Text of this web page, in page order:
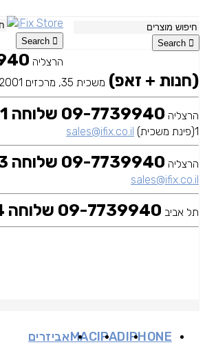
Search
IPHONE
IPAD
MACאביזרים
Search
הרצליה
(חנות + זאפ) משכית 35, מרכזים 2001 (כניסה D)
הרצליה 09-7739940 שלוחה 1 (מעבדה ראשית)
1(פינת משכית)
sales@ifix.co.il
הרצליה 09-7739940 שלוחה 3
sales@ifix.co.il
תל אביב 09-7739940 שלוחה 4